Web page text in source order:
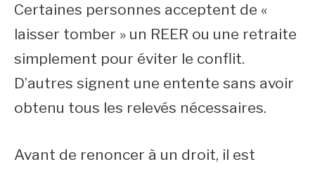
Certaines personnes acceptent de «
laisser tomber » un REER ou une retraite
simplement pour éviter le conflit.
D’autres signent une entente sans avoir
obtenu tous les relevés nécessaires.
Avant de renoncer à un droit, il est